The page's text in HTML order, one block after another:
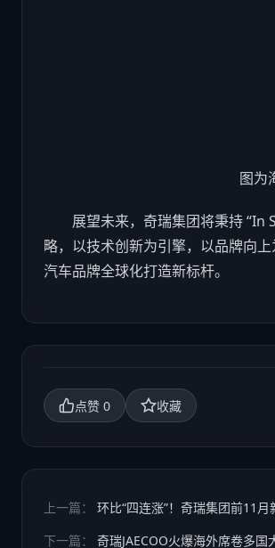
图为海
展望未来，奇瑞集团将秉持 “In
略，以技术创新为引擎，以品牌向
汽车品牌全球化打造新标杆。
点赞 0 收藏
上一篇：
环比“四连涨”！奇瑞集团前11
下一篇：
奇瑞JAECOO火爆海外席卷多国